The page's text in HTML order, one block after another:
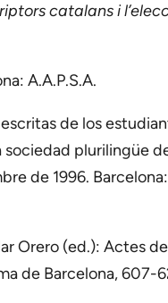
catalans i
A.A.P.S.A.
de los
plurilingüe
de 1996.
Orero (ed.): Actes
de Barcelona, 607-